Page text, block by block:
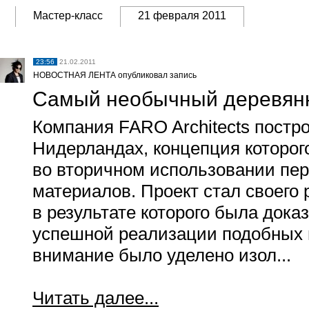
Мастер-класс 21 февраля 2011
23:56 21.02.2011
НОВОСТНАЯ ЛЕНТА опубликовал запись
Самый необычный
Компания FARO Architects
Нидерландах, концепция
во вторичном использовании
материалов. Проект стал
в результате которого была
успешной реализации подобных
внимание было уделено изол...
Читать далее...